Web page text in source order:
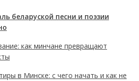
беларуской песни и поэзии
как минчане превращают
в Минске: с чего начать и как не